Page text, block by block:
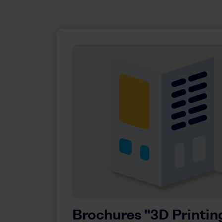
Brochures "3D